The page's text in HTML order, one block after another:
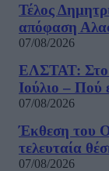
Τέλος
απόφαση
07/08/2026
ΕΛΣΤΑΤ: Στο
Ιούλιο – Πού
07/08/2026
Έκθεση του
τελευταία
07/08/2026